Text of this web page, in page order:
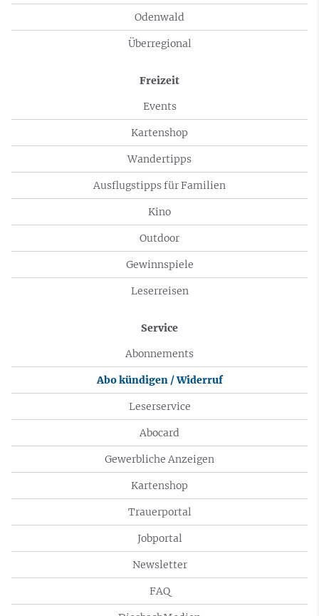
Odenwald
Überregional
Freizeit
Events
Kartenshop
Wandertipps
Ausflugstipps für Familien
Kino
Outdoor
Gewinnspiele
Leserreisen
Service
Abonnements
Abo kündigen / Widerruf
Leserservice
Abocard
Gewerbliche Anzeigen
Kartenshop
Trauerportal
Jobportal
Newsletter
FAQ